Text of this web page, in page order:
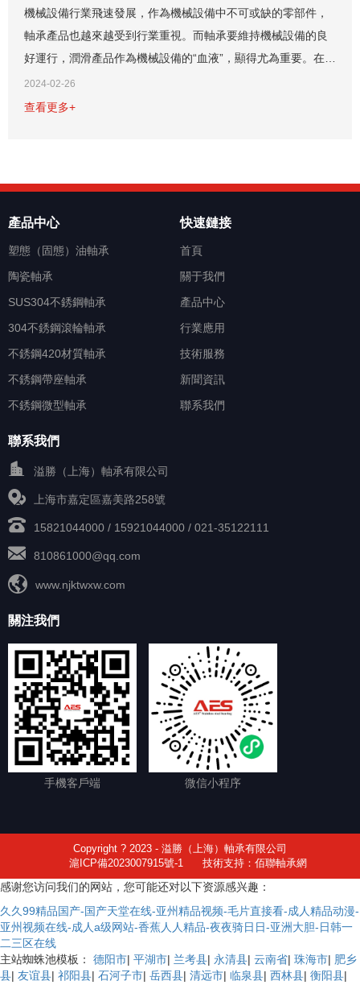
機械設備行業飛速發展，作為機械設備中不可或缺的零部件，
軸承產品也越來越受到行業重視。而軸承要維持機械設備的良
好運行，潤滑產品作為機械設備的“血液”，顯得尤為重要。在傳
統市場中，軸承潤滑劑分為液體狀態的潤滑油、膏狀的潤滑脂
以及粉狀的二硫化鉬，這些潤滑產品在...
2024-02-26
查看更多+
產品中心
塑態（固態）油軸承
陶瓷軸承
SUS304不銹鋼軸承
304不銹鋼滾輪軸承
不銹鋼420材質軸承
不銹鋼帶座軸承
不銹鋼微型軸承
快速鏈接
首頁
關于我們
產品中心
行業應用
技術服務
新聞資訊
聯系我們
聯系我們
溢勝（上海）軸承有限公司
上海市嘉定區嘉美路258號
15821044000 / 15921044000 / 021-35122111
810861000@qq.com
www.njktwxw.com
關注我們
手機客戶端 微信小程序
Copyright ? 2023 - 溢勝（上海）軸承有限公司
滬ICP備2023007915號-1
技術支持：佰聯軸承網
感谢您访问我们的网站，您可能还对以下资源感兴趣：
久久99精品国产-国产天堂在线-亚州精品视频-毛片直接看-成人精品动漫-
亚州视频在线-成人a级网站-香蕉人人精品-夜夜骑日日-亚洲大胆-日韩一
二三区在线
主站蜘蛛池模板： 德阳市| 平湖市| 兰考县| 永清县| 云南省| 珠海市| 肥乡
县| 友谊县| 祁阳县| 石河子市| 岳西县| 清远市| 临泉县| 西林县| 衡阳县|